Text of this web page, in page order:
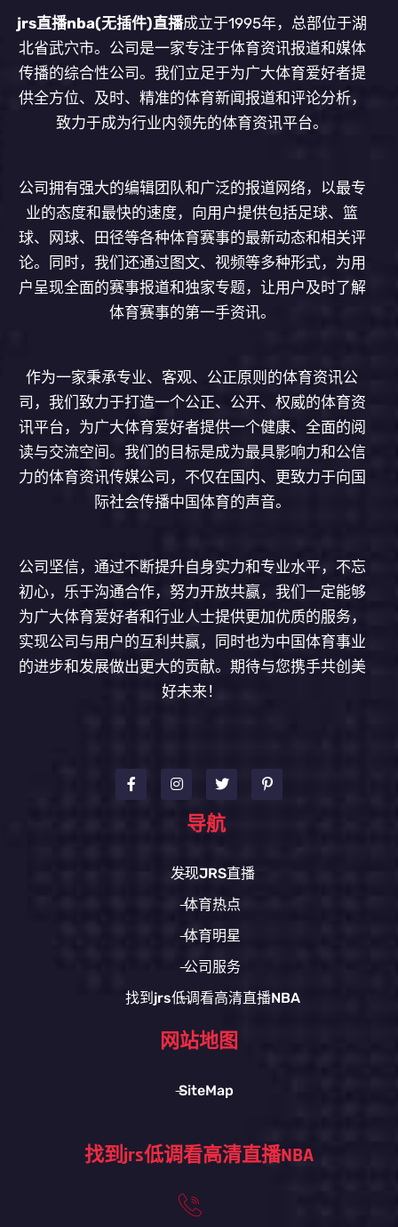
jrs直播nba(无插件)直播成立于1995年，总部位于湖
北省武穴市。公司是一家专注于体育资讯报道和媒体
传播的综合性公司。我们立足于为广大体育爱好者提
供全方位、及时、精准的体育新闻报道和评论分析，
致力于成为行业内领先的体育资讯平台。
公司拥有强大的编辑团队和广泛的报道网络，以最专
业的态度和最快的速度，向用户提供包括足球、篮
球、网球、田径等各种体育赛事的最新动态和相关评
论。同时，我们还通过图文、视频等多种形式，为用
户呈现全面的赛事报道和独家专题，让用户及时了解
体育赛事的第一手资讯。
作为一家秉承专业、客观、公正原则的体育资讯公
司，我们致力于打造一个公正、公开、权威的体育资
讯平台，为广大体育爱好者提供一个健康、全面的阅
读与交流空间。我们的目标是成为最具影响力和公信
力的体育资讯传媒公司，不仅在国内、更致力于向国
际社会传播中国体育的声音。
公司坚信，通过不断提升自身实力和专业水平，不忘
初心，乐于沟通合作，努力开放共赢，我们一定能够
为广大体育爱好者和行业人士提供更加优质的服务，
实现公司与用户的互利共赢，同时也为中国体育事业
的进步和发展做出更大的贡献。期待与您携手共创美
好未来！
导航
发现JRS直播
体育热点
体育明星
公司服务
找到jrs低调看高清直播NBA
网站地图
SiteMap
找到jrs低调看高清直播NBA